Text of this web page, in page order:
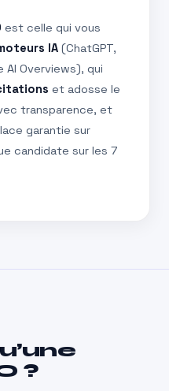
est celle qui vous
IA (ChatGPT,
AI Overviews), qui
et adosse le
transparence, et
garantie sur
candidate sur les 7
?